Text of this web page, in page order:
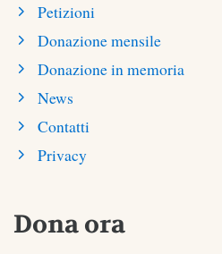
Petizioni
Donazione mensile
Donazione in memoria
News
Contatti
Privacy
Dona ora